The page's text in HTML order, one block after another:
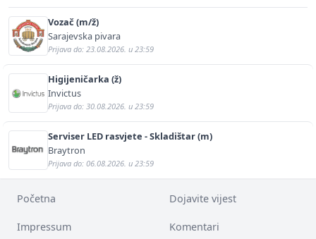
Vozač (m/ž)
Sarajevska pivara
Prijava do: 23.08.2026. u 23:59
Higijeničarka (ž)
Invictus
Prijava do: 30.08.2026. u 23:59
Serviser LED rasvjete - Skladištar (m)
Braytron
Prijava do: 06.08.2026. u 23:59
Početna Dojavite vijest
Impressum Komentari